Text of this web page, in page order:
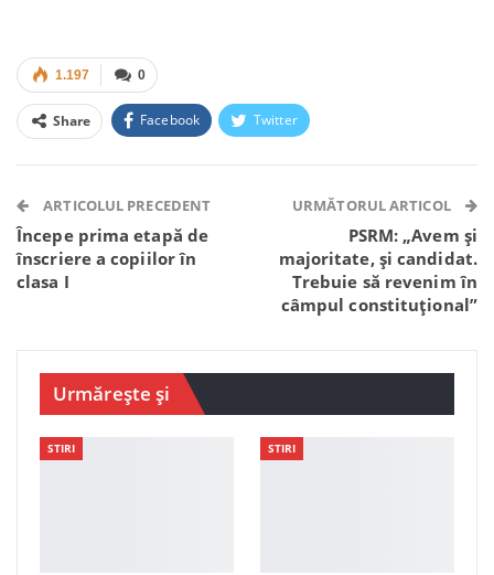
0
1.197
Share Facebook Twitter
Telegram WhatsApp Viber
ARTICOLUL PRECEDENT
Începe prima etapă de
înscriere a copiilor în
clasa I
URMĂTORUL ARTICOL
PSRM: „Avem și
majoritate, și candidat.
Trebuie să revenim în
câmpul constituțional”
Urmărește și
STIRI STIRI